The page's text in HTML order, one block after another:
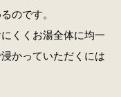
のです。
くくお湯全体に均一
かっていただくには